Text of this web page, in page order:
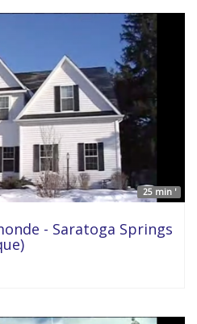
25 min '
- Saratoga Springs